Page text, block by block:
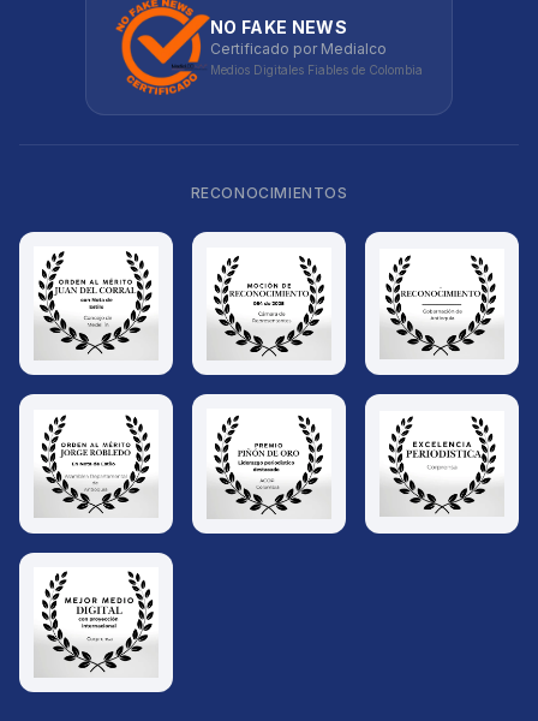
NO FAKE NEWS
Certificado por Medialco
Medios Digitales Fiables de Colombia
RECONOCIMIENTOS